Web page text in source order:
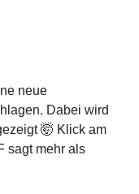
neue
Dabei wird
🤯 Klick am
sagt mehr als